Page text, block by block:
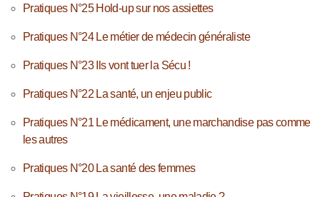
Pratiques N°25 Hold-up sur nos assiettes
Pratiques N°24 Le métier de médecin généraliste
Pratiques N°23 Ils vont tuer la Sécu !
Pratiques N°22 La santé, un enjeu public
Pratiques N°21 Le médicament, une marchandise pas comme
les autres
Pratiques N°20 La santé des femmes